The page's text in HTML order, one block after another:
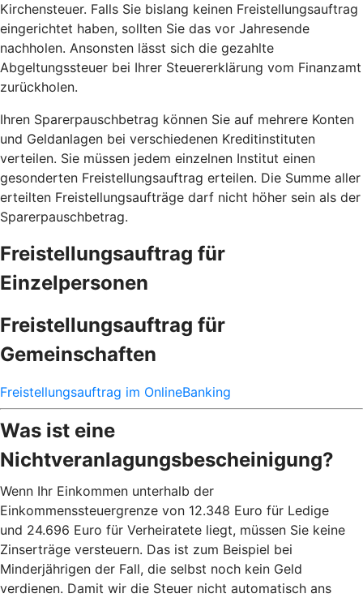
Kirchensteuer. Falls Sie bislang keinen Freistellungsauftrag
eingerichtet haben, sollten Sie das vor Jahresende
nachholen. Ansonsten lässt sich die gezahlte
Abgeltungssteuer bei Ihrer Steuererklärung vom Finanzamt
zurückholen.
Ihren Sparerpauschbetrag können Sie auf mehrere Konten
und Geldanlagen bei verschiedenen Kreditinstituten
verteilen. Sie müssen jedem einzelnen Institut einen
gesonderten Freistellungsauftrag erteilen. Die Summe aller
erteilten Freistellungsaufträge darf nicht höher sein als der
Sparerpauschbetrag.
Freistellungsauftrag für
Einzelpersonen
Freistellungsauftrag für
Gemeinschaften
Freistellungsauftrag im OnlineBanking
Was ist eine
Nichtveranlagungsbescheinigung?
Wenn Ihr Einkommen unterhalb der
Einkommenssteuergrenze von 12.348 Euro für Ledige
und 24.696 Euro für Verheiratete liegt, müssen Sie keine
Zinserträge versteuern. Das ist zum Beispiel bei
Minderjährigen der Fall, die selbst noch kein Geld
verdienen. Damit wir die Steuer nicht automatisch ans